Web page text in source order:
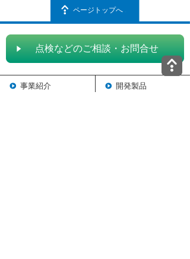
ページトップへ
点検などのご相談・お問合せ
事業紹介 開発製品